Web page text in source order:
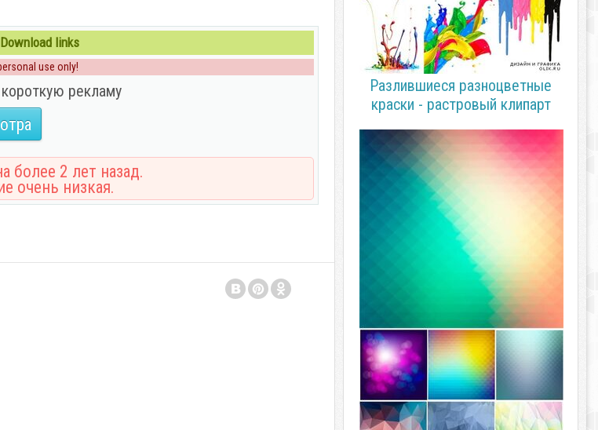
links
use only!
рекламу
более 2 лет назад.
очень низкая.
Разлившиеся разноцветные
краски - растровый клипарт